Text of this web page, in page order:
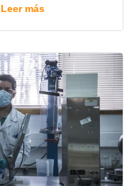
Leer más